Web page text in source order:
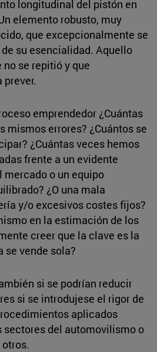
longitudinal del pistón en
elemento robusto, muy
que excepcionalmente se
su esencialidad. Aquello
se repitió y que
emprendedor ¿Cuántas
mismos errores? ¿Cuántos se
¿Cuántas veces hemos
frente a un evidente
o un equipo
¿O una mala
y/o excesivos costes fijos?
en la estimación de los
creer que la clave es la
se vende sola?
si se podrían reducir
si se introdujese el rigor de
aplicados
sectores del automovilismo o